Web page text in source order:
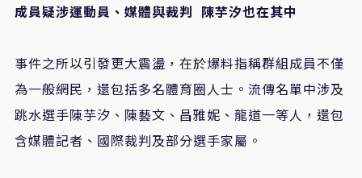
成員疑涉運動員、媒體與裁判 陳芋汐也在其中
事件之所以引發更大震盪，在於爆料指稱群組成員不僅
為一般網民，還包括多名體育圈人士。流傳名單中涉及
跳水選手陳芋汐、陳藝文、昌雅妮、龍道一等人，還包
含媒體記者、國際裁判及部分選手家屬。